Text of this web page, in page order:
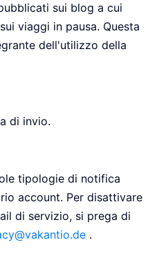
sui blog a cui
viaggi in pausa. Questa
dell'utilizzo della
di invio.
tipologie di notifica
account. Per disattivare
di servizio, si prega di
.